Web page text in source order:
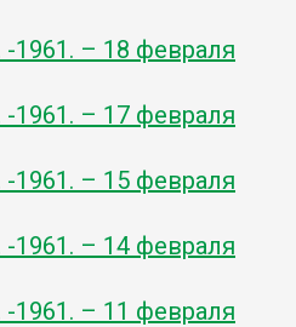
1961. – 18 февраля
1961. – 17 февраля
1961. – 15 февраля
1961. – 14 февраля
1961. – 11 февраля